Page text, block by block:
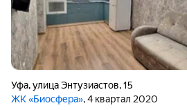
Уфа,улица Энтузиастов,15
ЖК «Биосфера», 4 квартал 2020